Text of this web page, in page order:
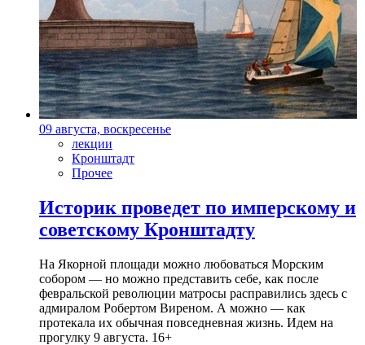
09 августа, воскресенье
лекции
Кронштадт
Прочее
Историк проведет по имперскому и
советскому Кронштадту
На Якорной площади можно любоваться Морским
собором — но можно представить себе, как после
февральской революции матросы расправились здесь с
адмиралом Робертом Виреном. А можно — как
протекала их обычная повседневная жизнь. Идем на
прогулку 9 августа. 16+